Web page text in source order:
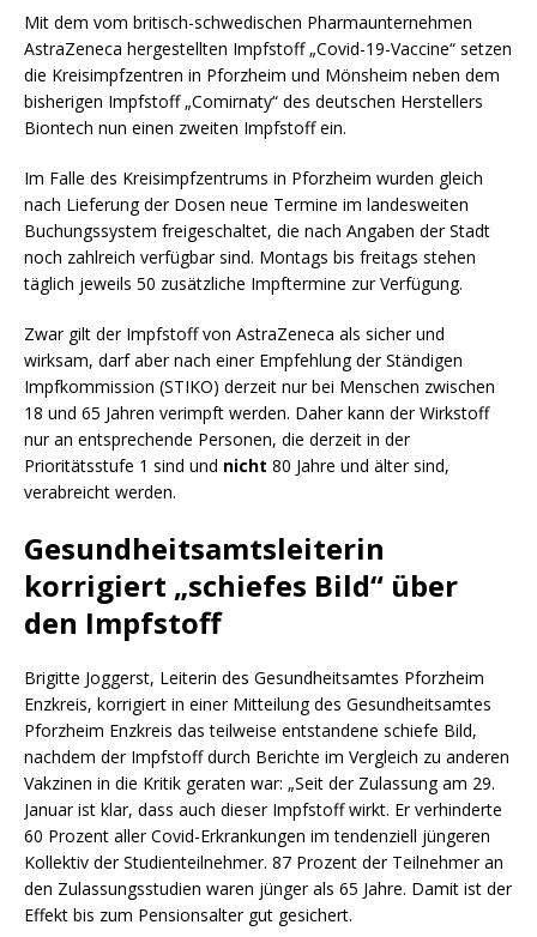
Mit dem vom britisch-schwedischen Pharmaunternehmen
AstraZeneca hergestellten Impfstoff „Covid-19-Vaccine“ setzen
die Kreisimpfzentren in Pforzheim und Mönsheim neben dem
bisherigen Impfstoff „Comirnaty“ des deutschen Herstellers
Biontech nun einen zweiten Impfstoff ein.
Im Falle des Kreisimpfzentrums in Pforzheim wurden gleich
nach Lieferung der Dosen neue Termine im landesweiten
Buchungssystem freigeschaltet, die nach Angaben der Stadt
noch zahlreich verfügbar sind. Montags bis freitags stehen
täglich jeweils 50 zusätzliche Impftermine zur Verfügung.
Zwar gilt der Impfstoff von AstraZeneca als sicher und
wirksam, darf aber nach einer Empfehlung der Ständigen
Impfkommission (STIKO) derzeit nur bei Menschen zwischen
18 und 65 Jahren verimpft werden. Daher kann der Wirkstoff
nur an entsprechende Personen, die derzeit in der
Prioritätsstufe 1 sind und nicht 80 Jahre und älter sind,
verabreicht werden.
Gesundheitsamtsleiterin
korrigiert „schiefes Bild“ über
den Impfstoff
Brigitte Joggerst, Leiterin des Gesundheitsamtes Pforzheim
Enzkreis, korrigiert in einer Mitteilung des Gesundheitsamtes
Pforzheim Enzkreis das teilweise entstandene schiefe Bild,
nachdem der Impfstoff durch Berichte im Vergleich zu anderen
Vakzinen in die Kritik geraten war: „Seit der Zulassung am 29.
Januar ist klar, dass auch dieser Impfstoff wirkt. Er verhinderte
60 Prozent aller Covid-Erkrankungen im tendenziell jüngeren
Kollektiv der Studienteilnehmer. 87 Prozent der Teilnehmer an
den Zulassungsstudien waren jünger als 65 Jahre. Damit ist der
Effekt bis zum Pensionsalter gut gesichert.